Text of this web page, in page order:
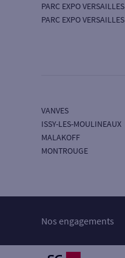
PARC EXPO VERSAILLES
PARC EXPO VERSAILLES
VANVES
ISSY-LES-MOULINEAUX
MALAKOFF
MONTROUGE
Nos engagements